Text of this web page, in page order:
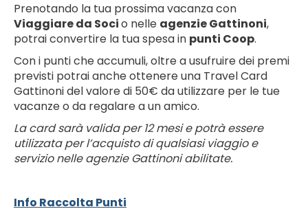
Prenotando la tua prossima vacanza con
Viaggiare da Socio nelle agenzie Gattinoni,
potrai convertire la tua spesa in punti Coop.
Con i punti che accumuli, oltre a usufruire dei premi
previsti potrai anche ottenere una Travel Card
Gattinoni del valore di 50€ da utilizzare per le tue
vacanze o da regalare a un amico.
La card sarà valida per 12 mesi e potrà essere
utilizzata per l’acquisto di qualsiasi viaggio e
servizio nelle agenzie Gattinoni abilitate.
Info Raccolta Punti